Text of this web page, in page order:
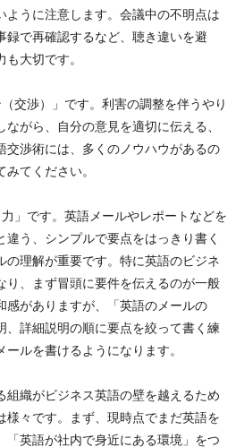
ように注意します。会議中の不明点は
録で再確認するなど、聴き違いを避
大切です。
交渉）」です。利害の調整を伴うやり
がら、自分の意見を適切に伝える、
交渉術には、多くのノウハウがあるの
てください。
」です。英語メールやレポートなどを
う、シンプルで要点をはっきり書く
の理解が重要です。特に英語のビジネ
り、まず冒頭に要件を伝えるのが一般
感がありますが、「英語のメールの
、詳細説明の順に要点を絞って書く練
ルを書けるようになります。
組織がビジネス英語の壁を越えるため
様々です。まず、現時点でまだ英語を
「英語が社内で身近にある環境」をつ